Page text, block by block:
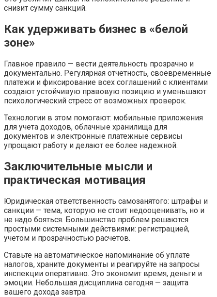
снизит сумму санкций.
Как удерживать бизнес в «белой
зоне»
Главное правило — вести деятельность прозрачно и
документально. Регулярная отчетность, своевременные
платежи и фиксирование всех соглашений с клиентами
создают устойчивую правовую позицию и уменьшают
психологический стресс от возможных проверок.
Технологии в этом помогают: мобильные приложения
для учета доходов, облачные хранилища для
документов и электронные платежные сервисы
упрощают работу и делают ее более надежной.
Заключительные мысли и
практическая мотивация
Юридическая ответственность самозанятого: штрафы и
санкции — тема, которую не стоит недооценивать, но и
не надо бояться. Большинство проблем решаются
простыми системными действиями: регистрацией,
учетом и прозрачностью расчетов.
Ставьте на автоматическое напоминание об уплате
налогов, храните документы и реагируйте на запросы
инспекции оперативно. Это экономит время, деньги и
эмоции. Небольшая дисциплина сегодня — защита
вашего дохода завтра.